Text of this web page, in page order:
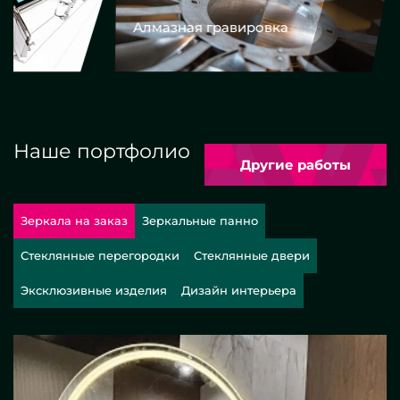
Алмазная гравировка
Наше портфолио
Другие работы
Зеркала на заказ Зеркальные панно
Стеклянные перегородки Стеклянные двери
Эксклюзивные изделия Дизайн интерьера